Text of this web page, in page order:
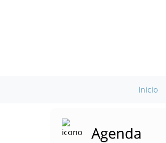
Inicio
Agenda